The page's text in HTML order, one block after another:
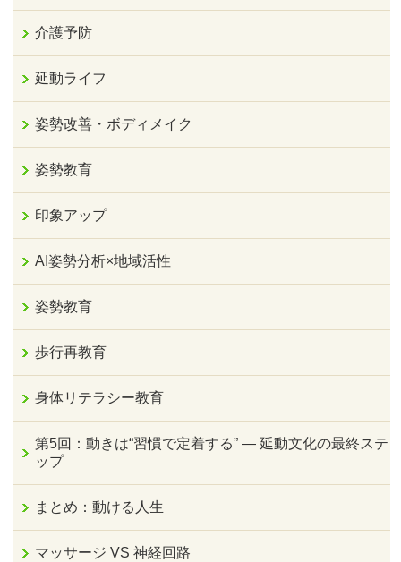
介護予防
延動ライフ
姿勢改善・ボディメイク
姿勢教育
印象アップ
AI姿勢分析×地域活性
姿勢教育
歩行再教育
身体リテラシー教育
第5回：動きは“習慣で定着する” — 延動文化の最終ステ
ップ
まとめ：動ける人生
マッサージ VS 神経回路